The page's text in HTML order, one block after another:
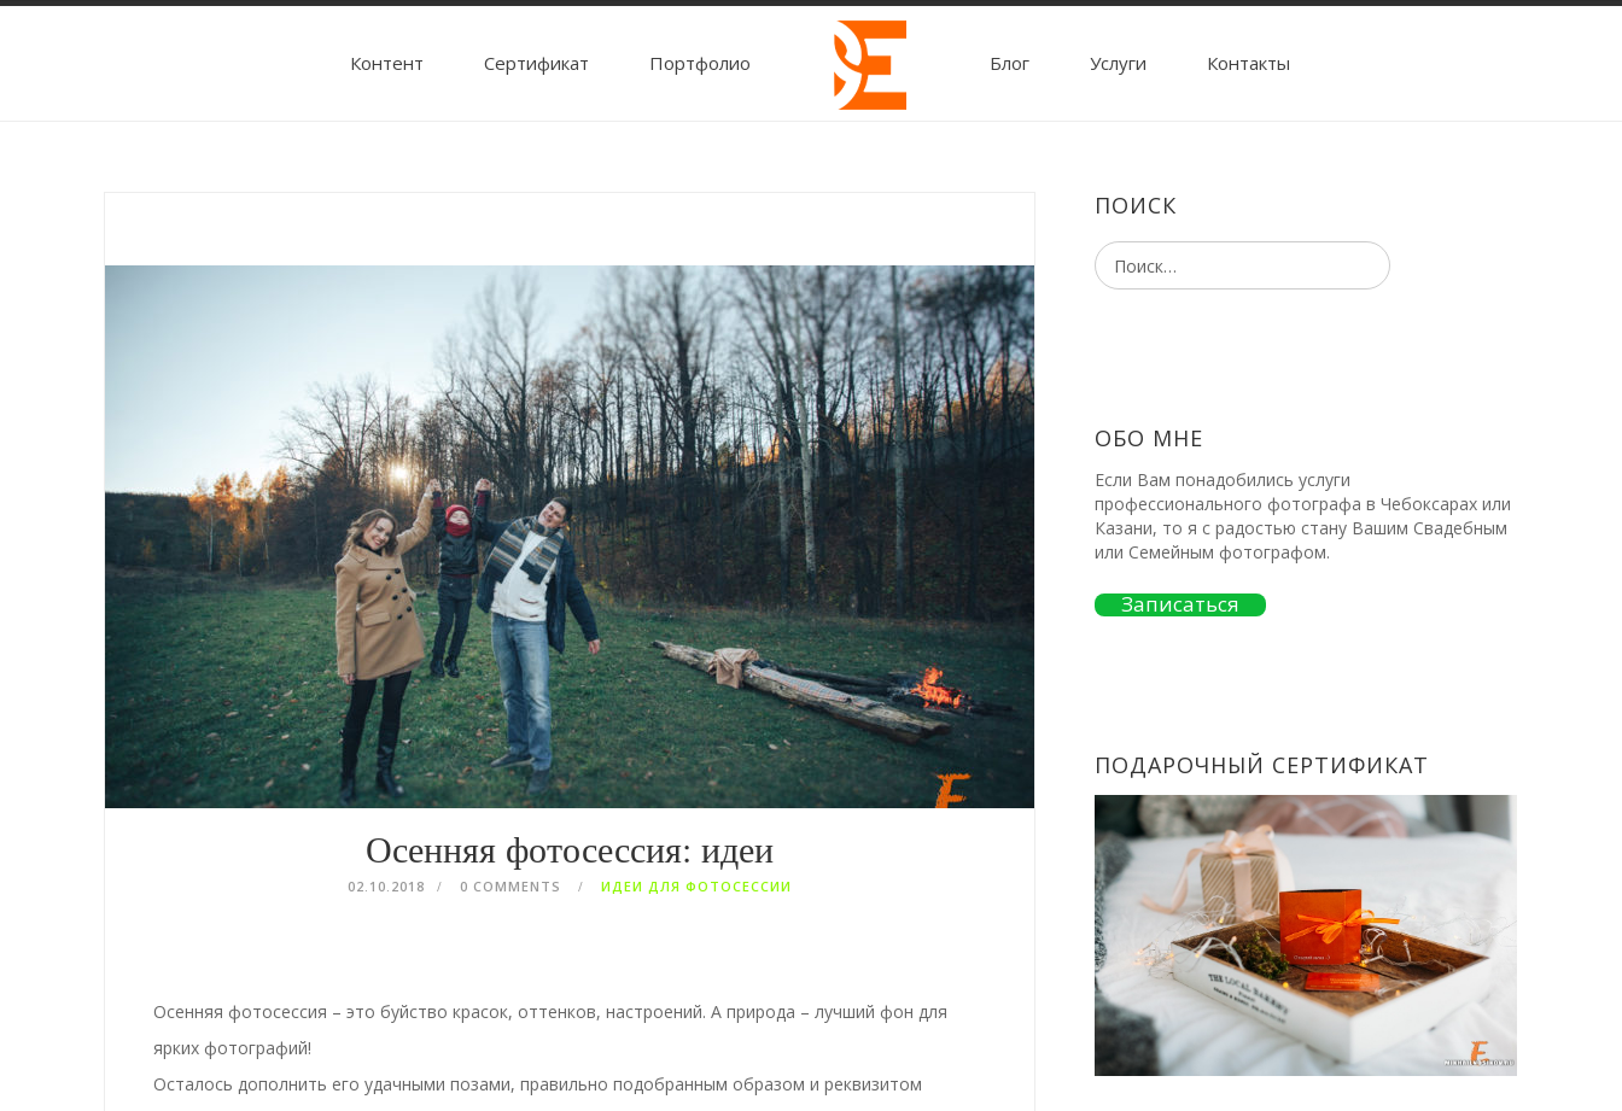
Контент Cертификат Портфолио Блог Услуги Контакты
Осенняя фотосессия: идеи
02.10.2018 0 COMMENTS ИДЕИ ДЛЯ ФОТОСЕССИИ
Осенняя фотосессия – это буйство красок, оттенков, настроений. А природа – лучший фон для
ярких фотографий!
Осталось дополнить его удачными позами, правильно подобранным образом и реквизитом
ПОИСК
ОБО МНЕ
Если Вам понадобились услуги
профессионального фотографа в Чебоксарах или
Казани, то я с радостью стану Вашим Свадебным
или Семейным фотографом.
Записаться
ПОДАРОЧНЫЙ СЕРТИФИКАТ